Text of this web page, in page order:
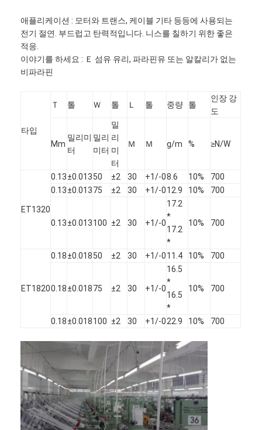
애플리케이션 : 모터와 트랜스, 케이블 기타 등등에 사용되는
전기 절연. 부드럽고 탄력적입니다. 니스를 칠하기 위한 좋은
적응.
이야기를 하세요 : Ｅ 섬유 유리, 파라핀유 또는 알칼리가 없는
비파라핀
타입
Ｔ 톨 Ｗ 톨 Ｌ 톨 중량 톨
인장 강
도
Mm
밀리미
터
밀리
미터
밀
리
미
터
Ｍ Ｍ g/m % ≥N/W
ET1320
0.13±0.01350 ±2 30 +1/-08.6 10%
700
0.13±0.01375 ±2 30 +1/-012.9 10% 700
0.13±0.013100 ±2 30 +1/-0
17.2
*
17.2
*
10% 700
ET1820
0.18±0.01850 ±2 30 +1/-011.4 10% 700
0.18±0.01875 ±2 30 +1/-0
16.5
*
16.5
*
10% 700
0.18±0.018100 ±2 30 +1/-022.9 10% 700